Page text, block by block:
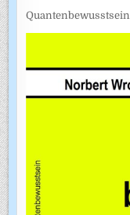
Quantenbewusstsein